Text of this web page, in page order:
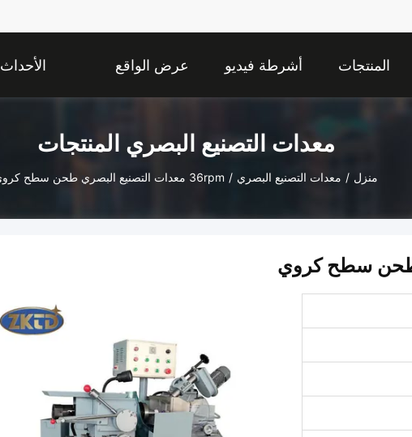
المنتجات أشرطة فيديو عرض الواقع
الافتراضي
الأحداث
معدات التصنيع البصري المنتجات
منزل / معدات التصنيع البصري / 36rpm معدات التصنيع البصري طحن سطح كروي